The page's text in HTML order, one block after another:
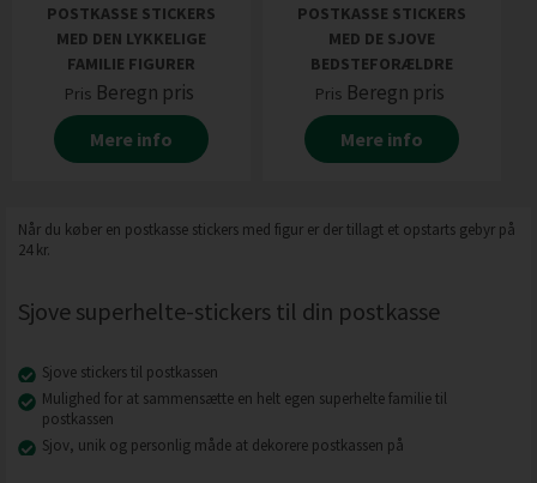
POSTKASSE STICKERS
MED DEN LYKKELIGE
FAMILIE FIGURER
Pris Beregn pris
Mere info
POSTKASSE STICKERS
MED DE SJOVE
BEDSTEFORÆLDRE
Pris Beregn pris
Mere info
Når du køber en postkasse stickers med figur er der tillagt et opstarts gebyr på
24 kr.
Sjove superhelte-stickers til din postkasse
Sjove stickers til postkassen
Mulighed for at sammensætte en helt egen superhelte familie til
postkassen
Sjov, unik og personlig måde at dekorere postkassen på